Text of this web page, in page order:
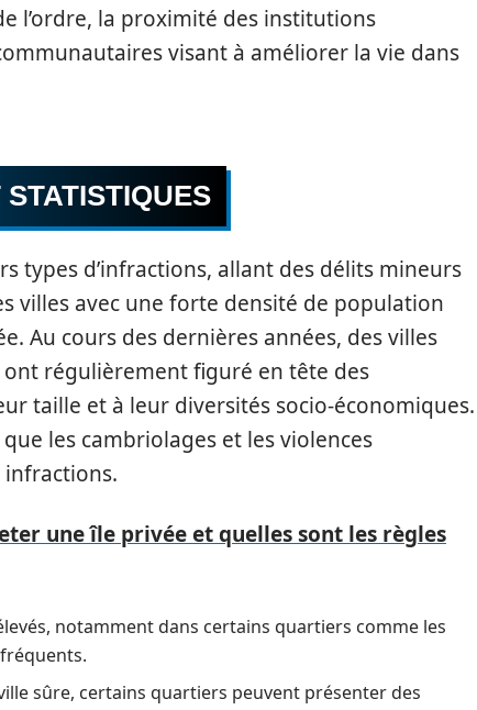
l’ordre, la proximité des institutions
visant à améliorer la vie dans
types d’infractions, allant des délits mineurs
villes avec une forte densité de population
Au cours des dernières années, des villes
régulièrement figuré en tête des
taille et à leur diversités socio-économiques.
les cambriolages et les violences
une île privée et quelles sont les règles
notamment dans certains quartiers comme les
sûre, certains quartiers peuvent présenter des